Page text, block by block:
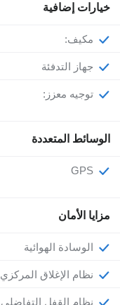
خيارات إضافية
مكيف:
جهاز التدفئة
توجيه معزز:
الوسائط المتعددة
GPS
مزايا الأمان
الوسادة الهوائية
نظام الإغلاق المركزي
نظام القفل التفاضلي